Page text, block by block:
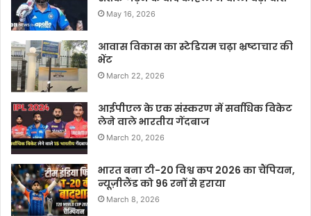
May 16, 2026
आवास विकास का स्टेडियम चढ़ा भ्रष्टाचार की
भेंट
March 22, 2026
आईपीएल के एक संस्करण में सर्वाधिक विकेट
लेने वाले भारतीय गेंदबाज
March 20, 2026
भारत बना टी-20 विश्व कप 2026 का चैंपियन,
न्यूज़ीलैंड को 96 रनों से हराया
March 8, 2026